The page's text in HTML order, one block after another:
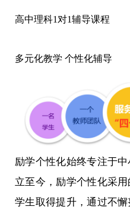
高中理科1对1辅导课程
多元化教学 个性化辅导
励学个性化始终专注于
立至今，励学个性化采
学生取得提升，通过不